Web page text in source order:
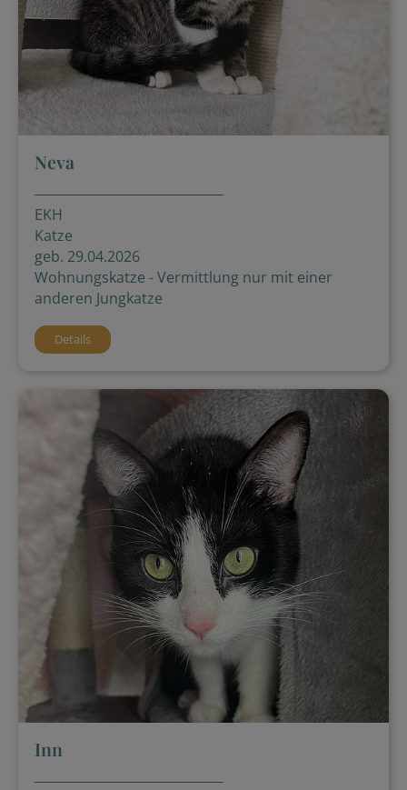
Neva
EKH
Katze
geb. 29.04.2026
Wohnungskatze - Vermittlung nur mit einer
anderen Jungkatze
Details
Inn